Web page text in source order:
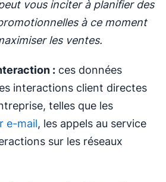
vous inciter à planifier des
à ce moment
les ventes.
: ces données
interactions client directes
telles que les
e-mail, les appels au service
sur les réseaux